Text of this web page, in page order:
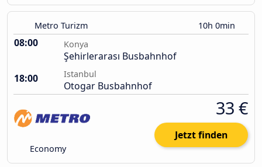
Metro Turizm 10h 0min
08:00 Konya
Şehirlerarası Busbahnhof
18:00
Istanbul
Otogar Busbahnhof
Economy
33 €
Jetzt finden